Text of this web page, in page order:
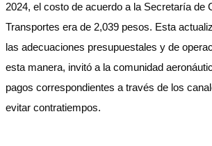
2024, el costo de acuerdo a la Secretaría de
Transportes era de 2,039 pesos. Esta
las adecuaciones presupuestales y de
esta manera, invitó a la comunidad
pagos correspondientes a través de los
evitar contratiempos.